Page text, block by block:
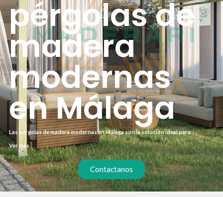
pérgolas de
madera
modernas
en Málaga
Las pérgolas de madera modernas en Málaga son la solución ideal para
disfrutar del exterior sin renunciar al estilo ni a la durabilidad. A diferencia de
las estructuras metálicas, la madera aporta calidez y se integra mejor en
entornos naturales. Además, con los tratamientos actuales, su resistencia al
clima mediterráneo está .
Ver más
Contactanos